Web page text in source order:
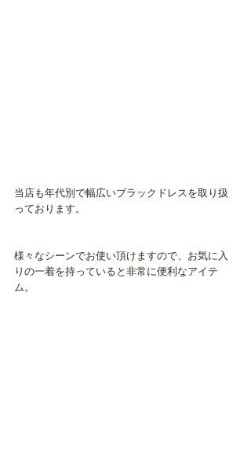
当店も年代別で幅広いブラックドレスを取り扱
っております。
様々なシーンでお使い頂けますので、お気に入
りの一着を持っていると非常に便利なアイテ
ム。